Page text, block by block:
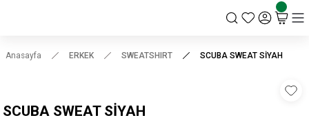
Anasayfa ERKEK SWEATSHIRT SCUBA SWEAT SİYAH
SCUBA SWEAT SİYAH